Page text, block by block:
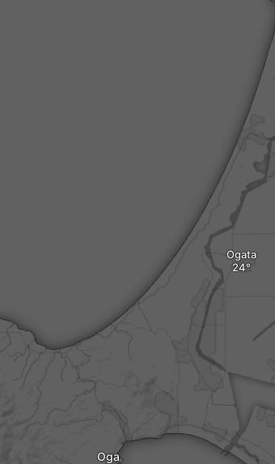
Ogata
Oga